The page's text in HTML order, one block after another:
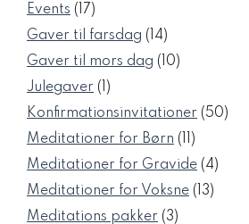
Events 1717
varer
Gaver til farsdag 1414
varer
Gaver til mors dag 1010
Julegaver
1
vare
Konfirmationsinvitationer 5050
Meditationer for Børn
11
varer
Meditationer for Gravide 44
Meditationer for Voksne 1313
Meditations pakker 33